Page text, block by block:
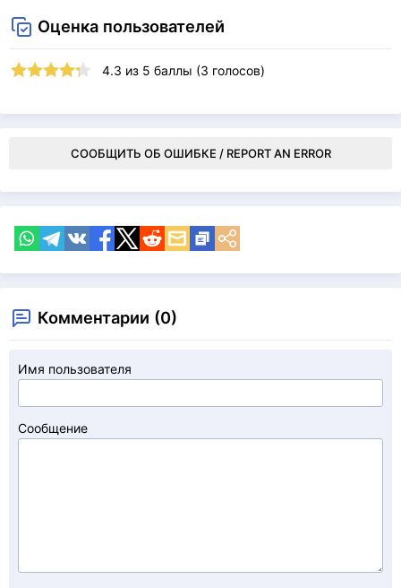
Оценка пользователей
4.3 из 5 баллы (3 голосов)
СООБЩИТЬ ОБ ОШИБКЕ / REPORT AN ERROR
Комментарии (0)
Имя пользователя
Сообщение